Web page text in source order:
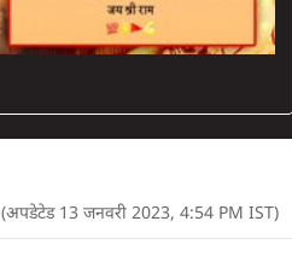
(अपडेटेड 13 जनवरी 2023, 4:54 PM IST)